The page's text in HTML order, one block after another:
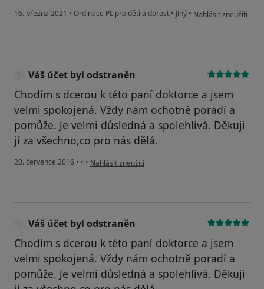
16. března 2021 • Ordinace PL pro děti a dorost • Jiný • podle názoru
Nahlásit zneužití
Váš účet byl odstraněn
Chodím s dcerou k této paní doktorce a jsem
velmi spokojená. Vždy nám ochotně poradí a
pomůže. Je velmi důsledná a spolehlivá. Děkuji
jí za všechno,co pro nás dělá.
20. července 2016 • • • podle názoru uživatele Váš účet byl odstraněn
Nahlásit zneužití
Váš účet byl odstraněn
Chodím s dcerou k této paní doktorce a jsem
velmi spokojená. Vždy nám ochotně poradí a
pomůže. Je velmi důsledná a spolehlivá. Děkuji